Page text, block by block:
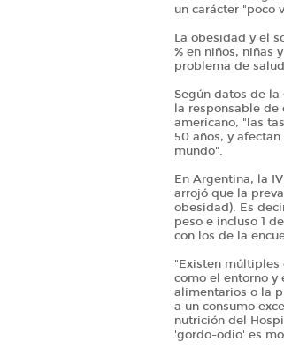
un carácter "poco
La obesidad y el
% en niños, niñas
problema de
Según datos de
la responsable de
americano, "las
50 años, y
mundo".
En Argentina, la
arrojó que la
obesidad). Es
peso e incluso 1
con los de la
"Existen múltiples
como el entorno y
alimentarios o la
a un consumo
nutrición del
'gordo-odio' es